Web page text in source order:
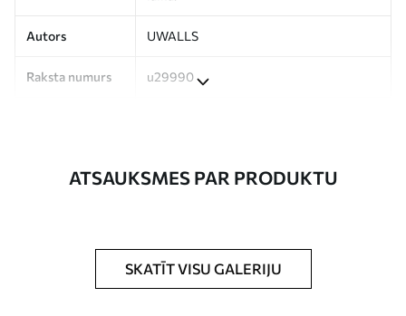
Autors UWALLS
Raksta numurs u29990
Tapetes var viegli notīrīt ar mīkstu sūkli.
Tapetes ar lakas pārklājumu var tīrīt ar
ATSAUKSMES PAR PRODUKTU
SKATĪT VISU GALERIJU